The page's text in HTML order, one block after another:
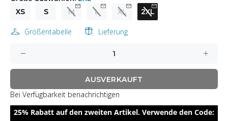
XS S M L XL 2XL
Größentabelle Lieferung
AUSVERKAUFT
Bei Verfügbarkeit benachrichtigen
25% Rabatt auf den zweiten Artikel. Verwende den Code: